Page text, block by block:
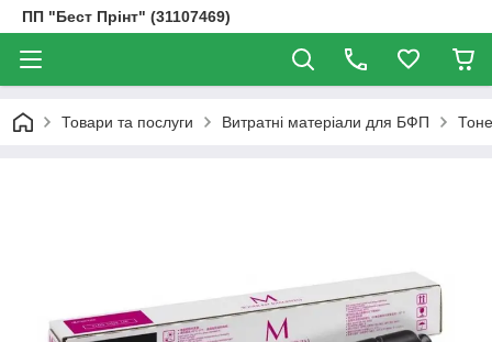
ПП "Бест Прінт" (31107469)
Товари та послуги Витратні матеріали для БФП